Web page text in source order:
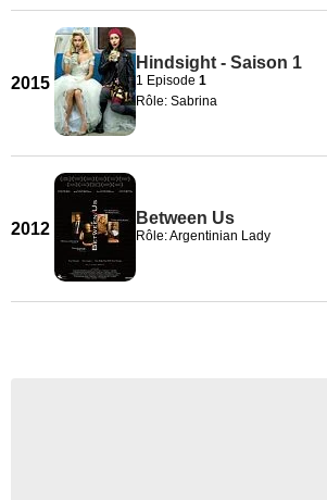
2015
Hindsight - Saison 1
1 Episode 1
Rôle: Sabrina
2012
Between Us
Rôle: Argentinian Lady